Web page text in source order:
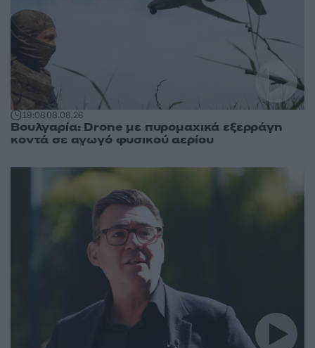
19:0808.08.26
Βουλγαρία: Drone με πυρομαχικά εξερράγη
κοντά σε αγωγό φυσικού αερίου